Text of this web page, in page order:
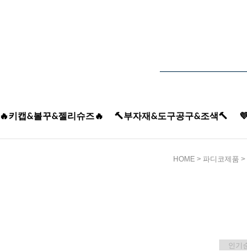
🔥키캡&볼꾸&젤리슈즈🔥 🔨부자재&도구공구&조색🔨
HOME > 파디코제품 >